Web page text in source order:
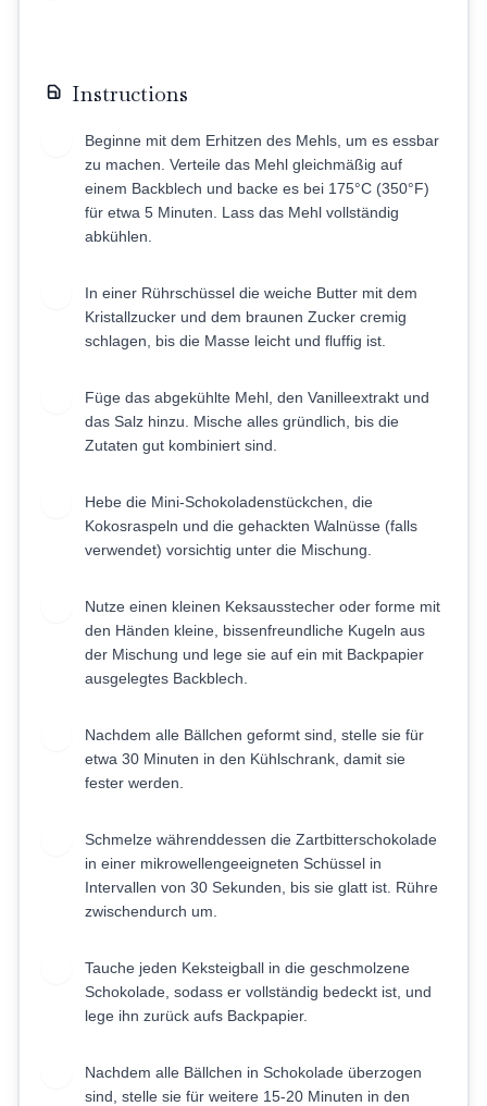
Instructions
Beginne mit dem Erhitzen des Mehls, um es essbar
zu machen. Verteile das Mehl gleichmäßig auf
einem Backblech und backe es bei 175°C (350°F)
für etwa 5 Minuten. Lass das Mehl vollständig
abkühlen.
In einer Rührschüssel die weiche Butter mit dem
Kristallzucker und dem braunen Zucker cremig
schlagen, bis die Masse leicht und fluffig ist.
Füge das abgekühlte Mehl, den Vanilleextrakt und
das Salz hinzu. Mische alles gründlich, bis die
Zutaten gut kombiniert sind.
Hebe die Mini-Schokoladenstückchen, die
Kokosraspeln und die gehackten Walnüsse (falls
verwendet) vorsichtig unter die Mischung.
Nutze einen kleinen Keksausstecher oder forme mit
den Händen kleine, bissenfreundliche Kugeln aus
der Mischung und lege sie auf ein mit Backpapier
ausgelegtes Backblech.
Nachdem alle Bällchen geformt sind, stelle sie für
etwa 30 Minuten in den Kühlschrank, damit sie
fester werden.
Schmelze währenddessen die Zartbitterschokolade
in einer mikrowellengeeigneten Schüssel in
Intervallen von 30 Sekunden, bis sie glatt ist. Rühre
zwischendurch um.
Tauche jeden Keksteigball in die geschmolzene
Schokolade, sodass er vollständig bedeckt ist, und
lege ihn zurück aufs Backpapier.
Nachdem alle Bällchen in Schokolade überzogen
sind, stelle sie für weitere 15-20 Minuten in den